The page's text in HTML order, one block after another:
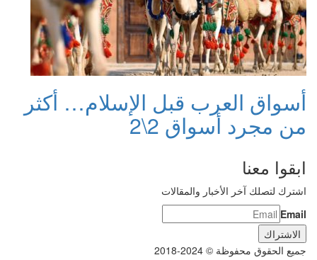
أسواق العرب قبل الإسلام… أكثر
من مجرد أسواق 2\2
ابقوا معنا
اشترك لتصلك آخر الأخبار والمقالات
Email
جميع الحقوق محفوظة © 2024-2018